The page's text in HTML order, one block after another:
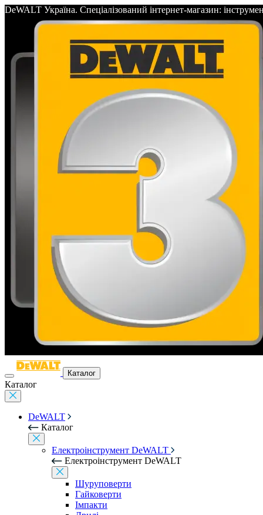
DeWALT Україна. Спеціалізований інтернет-магазин:
Каталог
Каталог
DeWALT
Каталог
Електроінструмент DeWALT
Електроінструмент DeWALT
Шуруповерти
Гайковерти
Імпакти